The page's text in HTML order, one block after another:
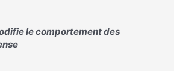
le comportement des